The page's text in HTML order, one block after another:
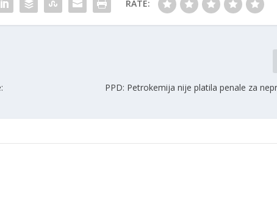
RATE:
PPD: Petrokemija nije platila penale za